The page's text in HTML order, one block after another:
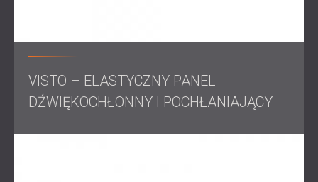
pomieszczenia zostały potraktowane panelami o
zmiennej grubości, tworząc wizualnie uderzający efekt 3D
Komfort akustyczny ma kluczowe znaczenie w
nowoczesnych środowiskach biurowych, w których
dobre samopoczucie. Dzięki zastosowaniu tekstylnych
VISTO – ELASTYCZNY PANEL
DŹWIĘKOCHŁONNY I POCHŁANIAJĄCY